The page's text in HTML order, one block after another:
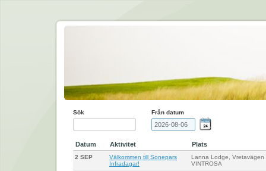
Sök Från datum
Datum Aktivitet Plats
2 SEP
Välkommen till Sonepars
Infradagar!
Lanna Lodge,
VINTROSA